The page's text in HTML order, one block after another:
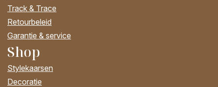
Track & Trace
Retourbeleid
Garantie & service
Shop
Stylekaarsen
Decoratie